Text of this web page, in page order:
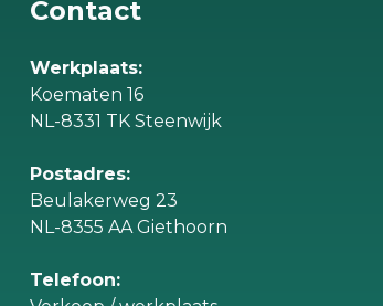
Contact
Werkplaats:
Koematen 16
NL-8331 TK Steenwijk
Postadres:
Beulakerweg 23
NL-8355 AA Giethoorn
Telefoon: